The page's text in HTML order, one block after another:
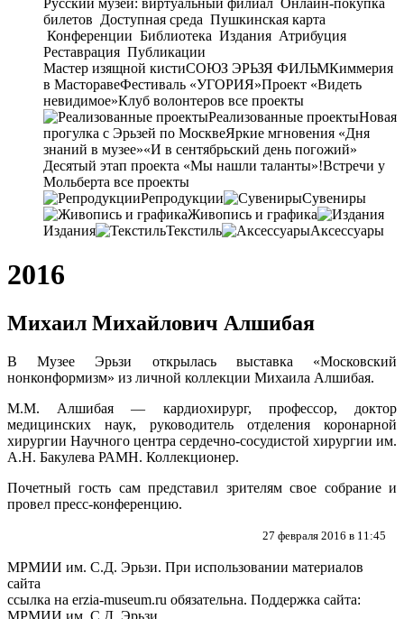
Русский музей: виртуальный филиал Онлайн-покупка
билетов Доступная среда Пушкинская карта
Конференции Библиотека Издания Атрибуция
Реставрация Публикации
Мастер изящной кистиСОЮЗ ЭРЬЗЯ ФИЛЬМКиммерия
в МасторавеФестиваль «УГОРИЯ»Проект «Видеть
невидимое»Клуб волонтеров все проекты
Реализованные проектыНовая
прогулка с Эрьзей по МосквеЯркие мгновения «Дня
знаний в музее»«И в сентябрьский день погожий»
Десятый этап проекта «Мы нашли таланты»!Встречи у
Мольберта все проекты
Репродукции
Сувениры
Живопись и графика
Издания
Текстиль Аксессуары
2016
Михаил Михайлович Алшибая
В Музее Эрьзи открылась выставка «Московский
нонконформизм» из личной коллекции Михаила Алшибая.
М.М. Алшибая — кардиохирург, профессор, доктор
медицинских наук, руководитель отделения коронарной
хирургии Научного центра сердечно-сосудистой хирургии им.
А.Н. Бакулева РАМН. Коллекционер.
Почетный гость сам представил зрителям свое собрание и
провел пресс-конференцию.
27 февраля 2016 в 11:45
МРМИИ им. С.Д. Эрьзи. При использовании материалов
сайта
ссылка на erzia-museum.ru обязательна. Поддержка сайта:
МРМИИ им. С.Д. Эрьзи